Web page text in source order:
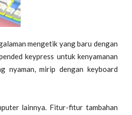
mengetik yang baru dengan
keypress untuk kenyamanan
nyaman, mirip dengan keyboard
lainnya. Fitur-fitur tambahan